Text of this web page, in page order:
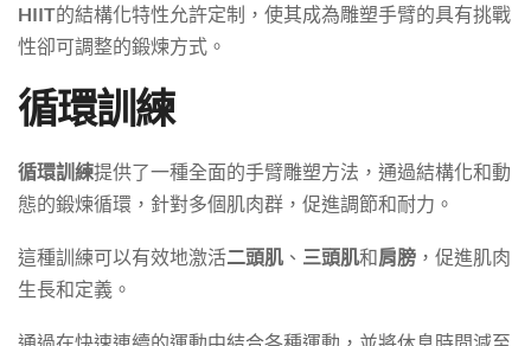
HIIT的結構化特性允許定制，使其成為雕塑手臂的具有挑戰
性卻可調整的鍛煉方式。
循環訓練
循環訓練提供了一種全面的手臂雕塑方法，通過結構化和動
態的鍛煉循環，針對多個肌肉群，促進調節和耐力。
這種訓練可以有效地激活二頭肌 、 三頭肌和肩膀 ，促進肌肉
生長和定義。
通過在快速連續的運動中結合各種運動，並將休息時間減至